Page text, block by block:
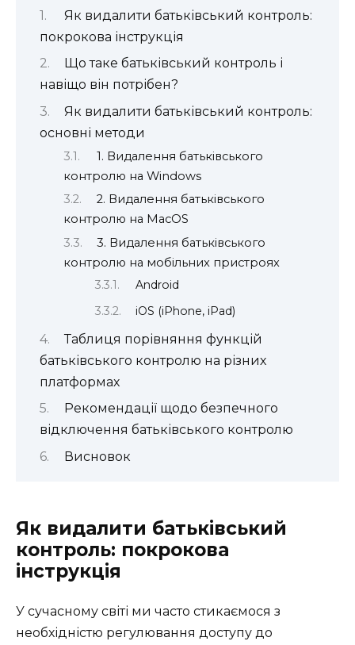
Як видалити батьківський контроль:
покрокова інструкція
Що таке батьківський контроль і
навіщо він потрібен?
Як видалити батьківський контроль:
основні методи
1. Видалення батьківського
контролю на Windows
2. Видалення батьківського
контролю на MacOS
3. Видалення батьківського
контролю на мобільних пристроях
Android
iOS (iPhone, iPad)
Таблиця порівняння функцій
батьківського контролю на різних
платформах
Рекомендації щодо безпечного
відключення батьківського контролю
Висновок
Як видалити батьківський
контроль: покрокова
інструкція
У сучасному світі ми часто стикаємося з
необхідністю регулювання доступу до